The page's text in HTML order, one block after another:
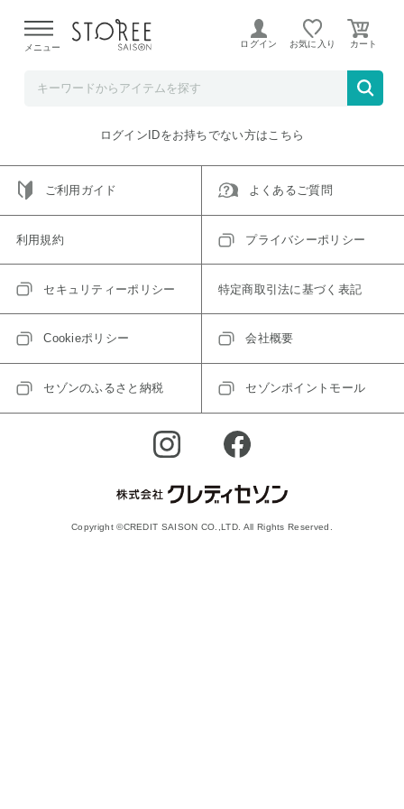
よる配送遅延が発生しております。
メニュー ログイン お気に入り
ご指定のアイテムは取り扱い終了、またはただいま取り扱い
トップへ戻る
ログインIDをお持ちでない方はこちら
ご利用ガイド よくあるご質問
利用規約 プライバシーポリシー
セキュリティーポリシー 特定商取引法に基づく表記
Cookieポリシー 会社概要
セゾンのふるさと納税 セゾンポイントモール
Copyright ©CREDIT SAISON CO.,LTD. All Rights Reserved.